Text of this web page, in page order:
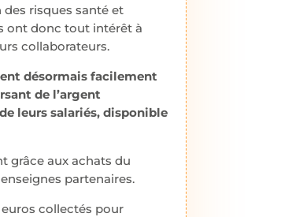
risques santé et
ont donc tout intérêt à
collaborateurs.
désormais facilement
de l’argent
leurs salariés, disponible
grâce aux achats du
partenaires.
collectés pour